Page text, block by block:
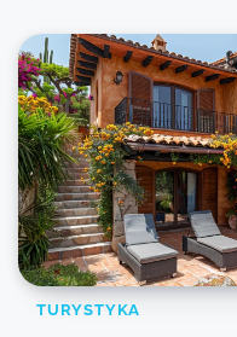
TURYSTYKA